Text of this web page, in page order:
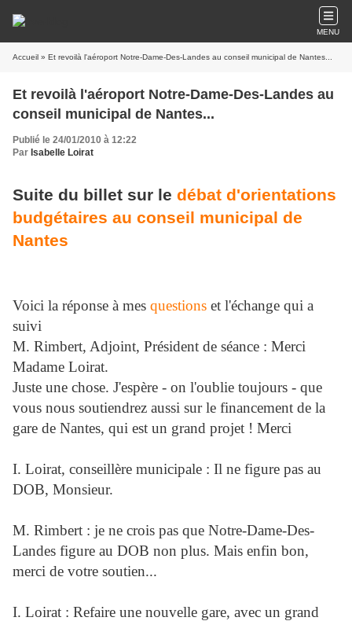
MENU
Accueil » Et revoilà l'aéroport Notre-Dame-Des-Landes au conseil municipal de Nantes...
Et revoilà l'aéroport Notre-Dame-Des-Landes au
conseil municipal de Nantes...
Publié le 24/01/2010 à 12:22
Par Isabelle Loirat
Suite du billet sur le débat d'orientations
budgétaires au conseil municipal de
Nantes
Voici la réponse à mes questions et l'échange qui a
suivi
M. Rimbert, Adjoint, Président de séance : Merci
Madame Loirat.
Juste une chose. J'espère - on l'oublie toujours - que
vous nous soutiendrez aussi sur le financement de la
gare de Nantes, qui est un grand projet ! Merci
I. Loirat, conseillère municipale : Il ne figure pas au
DOB, Monsieur.
M. Rimbert : je ne crois pas que Notre-Dame-Des-
Landes figure au DOB non plus. Mais enfin bon,
merci de votre soutien...
I. Loirat : Refaire une nouvelle gare, avec un grand